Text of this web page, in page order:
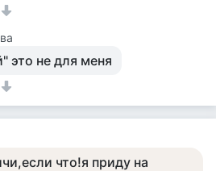
это не для меня
что!я приду на